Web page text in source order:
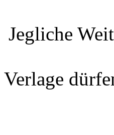
Jegliche
Verlage